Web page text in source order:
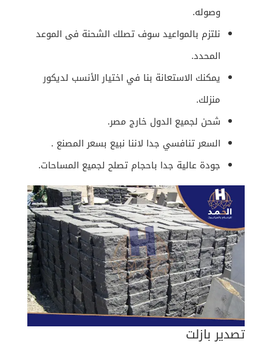
وصوله.
نلتزم بالمواعيد سوف تصلك الشحنة فى الموعد
المحدد.
يمكنك الاستعانة بنا في اختيار الأنسب لديكور
منزلك.
شحن لجميع الدول خارج مصر.
السعر تنافسي جدا لاننا نبيع بسعر المصنع .
جودة عالية جدا باحجام تصلح لجميع المساحات.
تصدير بازلت